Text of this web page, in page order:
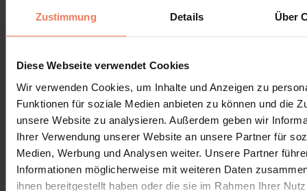
Zustimmung Details Über
Diese Webseite verwendet Cookies
Wir verwenden Cookies, um Inhalte und Anzeigen zu
Funktionen für soziale Medien anbieten zu können und die
unsere Website zu analysieren. Außerdem geben wir
Ihrer Verwendung unserer Website an unsere Partner für
Medien, Werbung und Analysen weiter. Unsere Partner
Informationen möglicherweise mit weiteren Daten
ihnen bereitgestellt haben oder die sie im Rahmen Ihrer
Schreibe einen Kommentar
abzugeben.